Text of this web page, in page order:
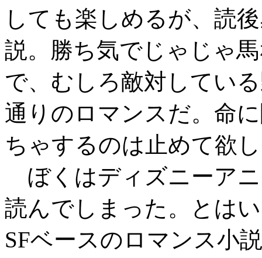
しても楽しめるが、読
説。勝ち気でじゃじゃ
で、むしろ敵対してい
通りのロマンスだ。命
ちゃするのは止めて欲
ぼくはディズニーア
読んでしまった。とは
SFベースのロマンス小